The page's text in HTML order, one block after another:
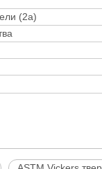
(2а)